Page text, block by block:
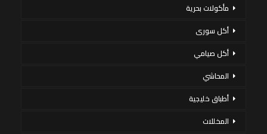
مأكولات بحرية
أكل سورى
أكل صيامي
المحاشي
أطباق خليجية
المخللات